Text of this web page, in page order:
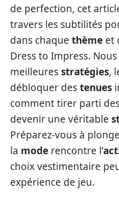
de perfection, cet
travers les subtilités
dans chaque thème et
Dress to Impress.
meilleuresstratégies,
débloquer destenues
comment tirer parti
devenir une véritable
Préparez-vous à
la mode rencontre l’
choix vestimentaire
expérience de jeu.